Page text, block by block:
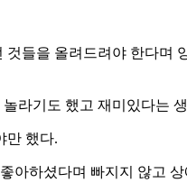
들을 올려드려야 한다며
라기도 했고 재미있다는
만 했다.
아하셨다며 빠지지 않고